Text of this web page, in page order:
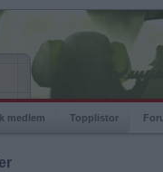
medlem Topplistor